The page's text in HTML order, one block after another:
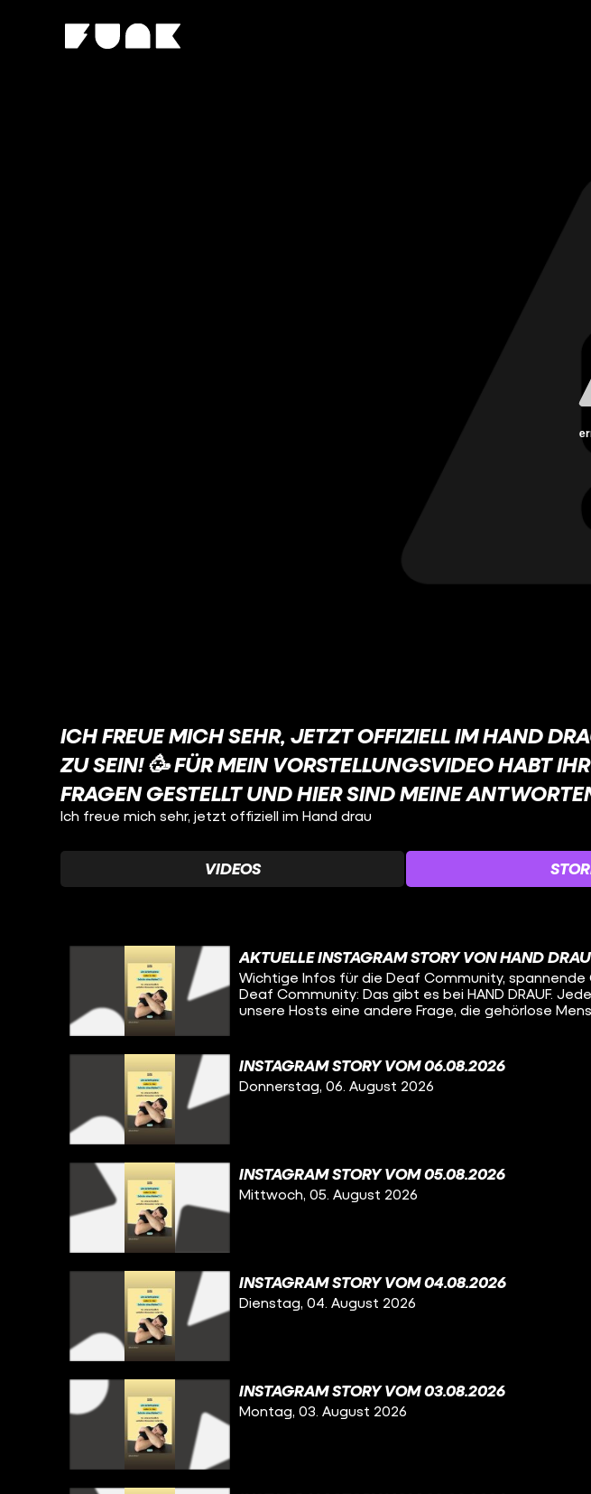
ICH FREUE MICH SEHR, JETZT OFFIZIELL IM HAND
ZU SEIN! 🥳 FÜR MEIN VORSTELLUNGSVIDEO HABT
FRAGEN GESTELLT UND HIER SIND MEINE
Ich freue mich sehr, jetzt offiziell im Hand drau
VIDEOS
AKTUELLE INSTAGRAM STORY VON HAND
Wichtige Infos für die Deaf Community,
Deaf Community: Das gibt es bei HAND DRAUF.
unsere Hosts eine andere Frage, die gehörlose
INSTAGRAM STORY VOM 06.08.2026
Donnerstag, 06. August 2026
INSTAGRAM STORY VOM 05.08.2026
Mittwoch, 05. August 2026
INSTAGRAM STORY VOM 04.08.2026
Dienstag, 04. August 2026
INSTAGRAM STORY VOM 03.08.2026
Montag, 03. August 2026